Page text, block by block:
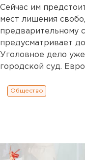
Сейчас им
мест лишения
предварительному
предусматривает
Уголовное дело
городской суд.
Общество